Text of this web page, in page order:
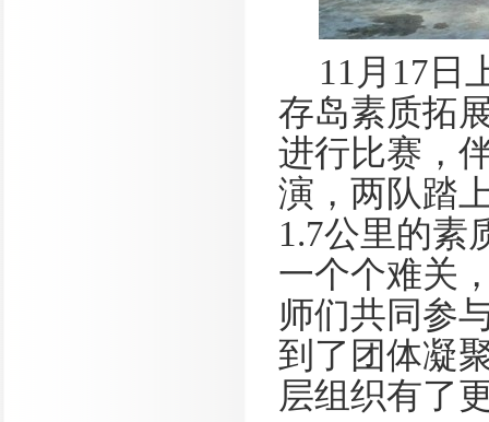
11 月 17 日
存岛素质拓
进行比赛，
演，两队踏
1.7公里的素
一个个难关
师们共同参
到了团体凝
层组织有了